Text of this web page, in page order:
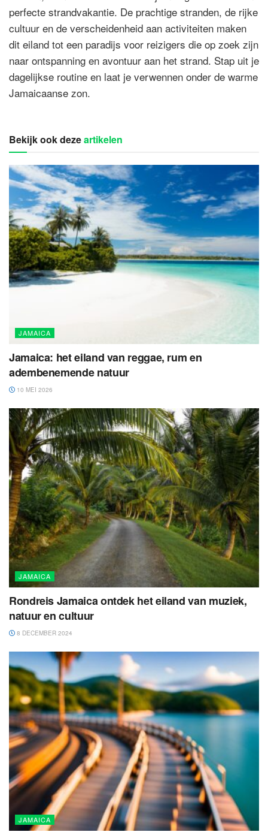
perfecte strandvakantie. De prachtige stranden, de rijke
cultuur en de verscheidenheid aan activiteiten maken
dit eiland tot een paradijs voor reizigers die op zoek zijn
naar ontspanning en avontuur aan het strand. Stap uit je
dagelijkse routine en laat je verwennen onder de warme
Jamaicaanse zon.
Bekijk ook dezeartikelen
JAMAICA
Jamaica: het eiland van reggae, rum en
adembenemende natuur
10 MEI 2026
JAMAICA
Rondreis Jamaica ontdek het eiland van muziek,
natuur en cultuur
8 DECEMBER 2024
JAMAICA